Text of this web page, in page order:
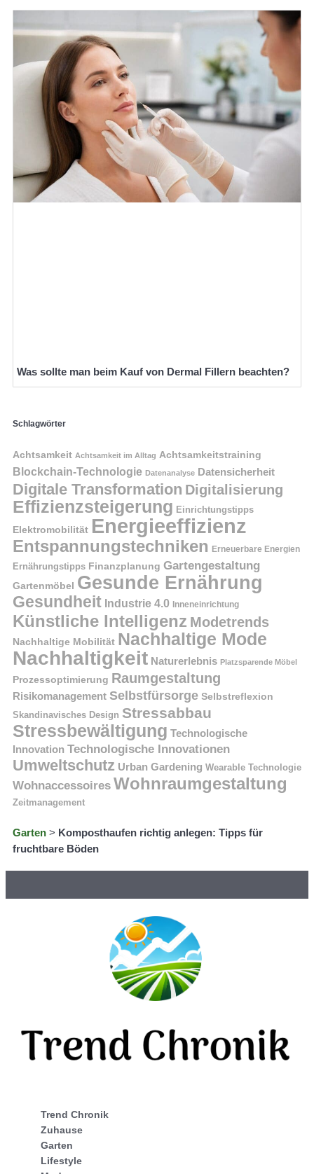
Was sollte man beim Kauf von Dermal Fillern beachten?
Schlagwörter
Achtsamkeit Achtsamkeit im Alltag Achtsamkeitstraining
Blockchain-Technologie Datenanalyse Datensicherheit
Digitale Transformation Digitalisierung
Effizienzsteigerung Einrichtungstipps
Elektromobilität Energieeffizienz
Entspannungstechniken Erneuerbare Energien
Ernährungstipps Finanzplanung Gartengestaltung
Gartenmöbel Gesunde Ernährung
Gesundheit Industrie 4.0 Inneneinrichtung
Künstliche Intelligenz Modetrends
Nachhaltige Mobilität Nachhaltige Mode
Nachhaltigkeit Naturerlebnis Platzsparende Möbel
Prozessoptimierung Raumgestaltung
Risikomanagement Selbstfürsorge Selbstreflexion
Skandinavisches Design Stressabbau
Stressbewältigung Technologische
Innovation Technologische Innovationen
Umweltschutz Urban Gardening Wearable Technologie
Wohnaccessoires Wohnraumgestaltung
Zeitmanagement
Garten > Komposthaufen richtig anlegen: Tipps für
fruchtbare Böden
Trend Chronik
Zuhause
Garten
Lifestyle